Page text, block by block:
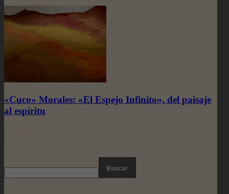
«Cuco» Morales: «El Espejo Infinito», del paisaje
al espíritu